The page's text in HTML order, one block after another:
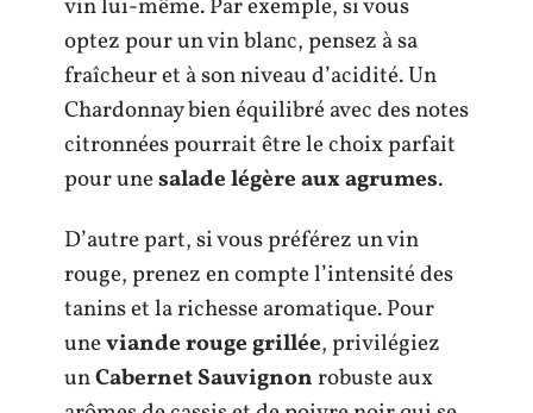
vin lui-même. Par exemple, si vous
optez pour un vin blanc, pensez à sa
fraîcheur et à son niveau d’acidité. Un
Chardonnay bien équilibré avec des notes
citronnées pourrait être le choix parfait
pour unesalade légère aux agrumes.
D’autre part, si vous préférez un vin
rouge, prenez en compte l’intensité des
tanins et la richesse aromatique. Pour
uneviande rouge grillée, privilégiez
unCabernet Sauvignonrobuste aux